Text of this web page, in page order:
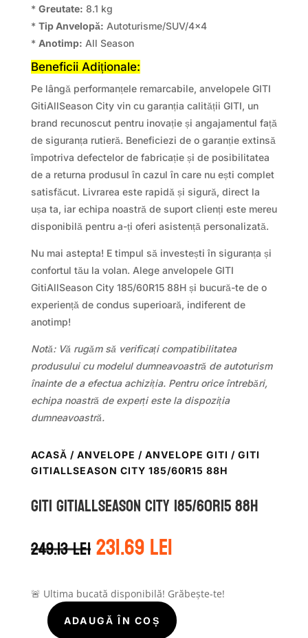
* Greutate: 8.1 kg
* Tip Anvelopă: Autoturisme/SUV/4×4
* Anotimp: All Season
Beneficii Adiționale:
Pe lângă performanțele remarcabile, anvelopele GITI
GitiAllSeason City vin cu garanția calității GITI, un
brand recunoscut pentru inovație și angajamentul față
de siguranța rutieră. Beneficiezi de o garanție extinsă
împotriva defectelor de fabricație și de posibilitatea
de a returna produsul în cazul în care nu ești complet
satisfăcut. Livrarea este rapidă și sigură, direct la
ușa ta, iar echipa noastră de suport clienți este mereu
disponibilă pentru a-ți oferi asistență personalizată.
Nu mai astepta! E timpul să investești în siguranța și
confortul tău la volan. Alege anvelopele GITI
GitiAllSeason City 185/60R15 88H și bucură-te de o
experiență de condus superioară, indiferent de
anotimp!
Notă: Vă rugăm să verificați compatibilitatea
produsului cu modelul dumneavoastră de autoturism
înainte de a efectua achiziția. Pentru orice întrebări,
echipa noastră de experți este la dispoziția
dumneavoastră.
ACASĂ / ANVELOPE / ANVELOPE GITI / GITI
GITIALLSEASON CITY 185/60R15 88H
GITI GITIALLSEASON CITY 185/60R15 88H
249.13leiPrețul
inițial
fost:
249.13 lei.
231.69leiPrețul
curent
231.69 lei.
🚨 Ultima bucată disponibilă! Grăbește-te!
CantitateADAUGĂ ÎN COȘ